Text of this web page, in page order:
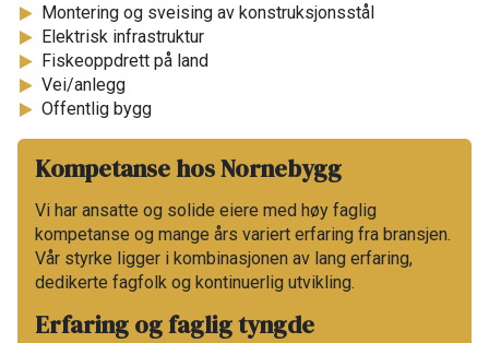
Montering og sveising av konstruksjonsstål ​
Elektrisk infrastruktur ​
Fiskeoppdrett på land​
Vei/anlegg​
Offentlig bygg​
Kompetanse hos Nornebygg​
Vi har ansatte og solide eiere med høy faglig
kompetanse og mange års variert erfaring fra bransjen.
Vår styrke ligger i kombinasjonen av lang erfaring,
dedikerte fagfolk og kontinuerlig utvikling.​
Erfaring og faglig tyngde​